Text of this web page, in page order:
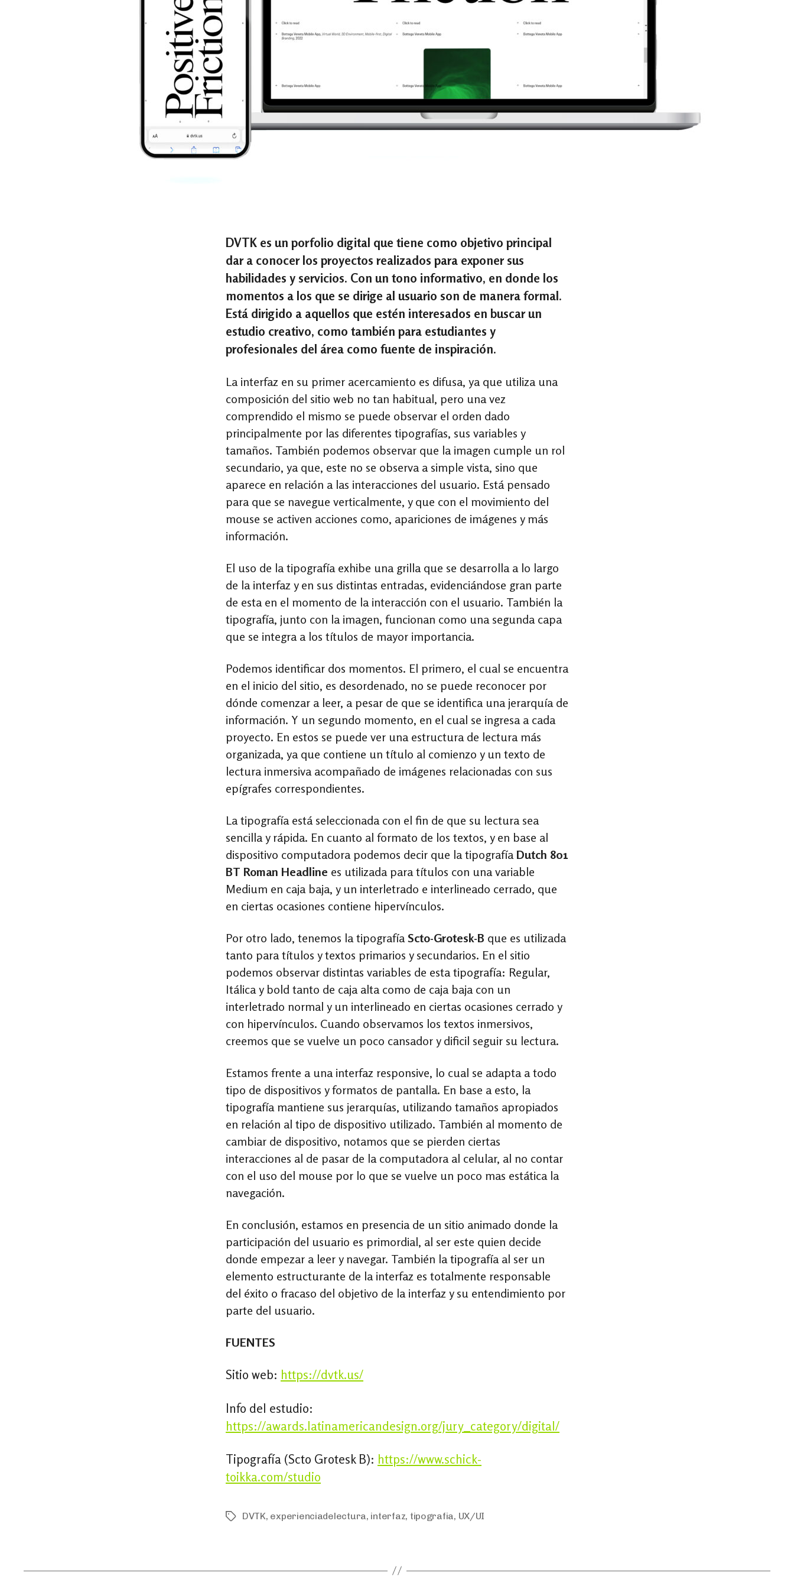
DVTK es un porfolio digital que tiene como objetivo principal
dar a conocer los proyectos realizados para exponer sus
habilidades y servicios. Con un tono informativo, en donde los
momentos a los que se dirige al usuario son de manera formal.
Está dirigido a aquellos que estén interesados en buscar un
estudio creativo, como también para estudiantes y
profesionales del área como fuente de inspiración.
La interfaz en su primer acercamiento es difusa, ya que utiliza una
composición del sitio web no tan habitual, pero una vez
comprendido el mismo se puede observar el orden dado
principalmente por las diferentes tipografías, sus variables y
tamaños. También podemos observar que la imagen cumple un rol
secundario, ya que, este no se observa a simple vista, sino que
aparece en relación a las interacciones del usuario. Está pensado
para que se navegue verticalmente, y que con el movimiento del
mouse se activen acciones como, apariciones de imágenes y más
información.
El uso de la tipografía exhibe una grilla que se desarrolla a lo largo
de la interfaz y en sus distintas entradas, evidenciándose gran parte
de esta en el momento de la interacción con el usuario. También la
tipografía, junto con la imagen, funcionan como una segunda capa
que se integra a los títulos de mayor importancia.
Podemos identificar dos momentos. El primero, el cual se encuentra
en el inicio del sitio, es desordenado, no se puede reconocer por
dónde comenzar a leer, a pesar de que se identifica una jerarquía de
información. Y un segundo momento, en el cual se ingresa a cada
proyecto. En estos se puede ver una estructura de lectura más
organizada, ya que contiene un título al comienzo y un texto de
lectura inmersiva acompañado de imágenes relacionadas con sus
epígrafes correspondientes.
La tipografía está seleccionada con el fin de que su lectura sea
sencilla y rápida. En cuanto al formato de los textos, y en base al
dispositivo computadora podemos decir que la tipografíaDutch 801
BT Roman Headline es utilizada para títulos con una variable
Medium en caja baja, y un interletrado e interlineado cerrado, que
en ciertas ocasiones contiene hipervínculos.
Por otro lado, tenemos la tipografíaScto-Grotesk-B que es utilizada
tanto para títulos y textos primarios y secundarios. En el sitio
podemos observar distintas variables de esta tipografía: Regular,
Itálica y bold tanto de caja alta como de caja baja con un
interletrado normal y un interlineado en ciertas ocasiones cerrado y
con hipervínculos. Cuando observamos los textos inmersivos,
creemos que se vuelve un poco cansador y dificil seguir su lectura.
Estamos frente a una interfaz responsive, lo cual se adapta a todo
tipo de dispositivos y formatos de pantalla. En base a esto, la
tipografía mantiene sus jerarquías, utilizando tamaños apropiados
en relación al tipo de dispositivo utilizado. También al momento de
cambiar de dispositivo, notamos que se pierden ciertas
interacciones al de pasar de la computadora al celular, al no contar
con el uso del mouse por lo que se vuelve un poco mas estática la
navegación.
En conclusión, estamos en presencia de un sitio animado donde la
participación del usuario es primordial, al ser este quien decide
donde empezar a leer y navegar. También la tipografía al ser un
elemento estructurante de la interfaz es totalmente responsable
del éxito o fracaso del objetivo de la interfaz y su entendimiento por
parte del usuario.
FUENTES
Sitio web: https://dvtk.us/
Info del estudio:
https://awards.latinamericandesign.org/jury_category/digital/
Tipografía (Scto Grotesk B): https://www.schick-
toikka.com/studio
TagsDVTK, experienciadelectura, interfaz, tipografia, UX/UI